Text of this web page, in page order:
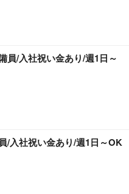
員/入社祝い金あり/週1日～
/入社祝い金あり/週1日～OK